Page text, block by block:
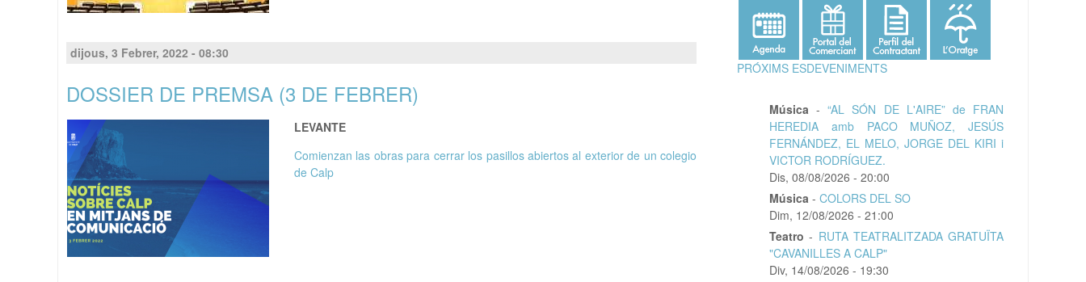
dijous, 3 Febrer, 2022 - 08:30
DOSSIER DE PREMSA (3 DE FEBRER)
LEVANTE
Comienzan las obras para cerrar los pasillos abiertos al exterior de un colegio
de Calp
PRÓXIMS ESDEVENIMENTS
Música -“AL SÓN DE L'AIRE” de FRAN
HEREDIA amb PACO MUÑOZ, JESÚS
FERNÁNDEZ, EL MELO, JORGE DEL KIRI i
VICTOR RODRÍGUEZ.
Dis, 08/08/2026 - 20:00
Música - COLORS DEL SO
Dim, 12/08/2026 - 21:00
Teatro - RUTA TEATRALITZADA GRATUÏTA
"CAVANILLES A CALP"
Div, 14/08/2026 - 19:30